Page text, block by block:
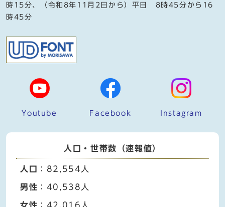
時15分、（令和8年11月2日から）平日 8時45分から16
時45分
Youtube Facebook Instagram
人口・世帯数（速報値）
人口 ：82,554人
男性 ：40,538人
女性 ：42,016人